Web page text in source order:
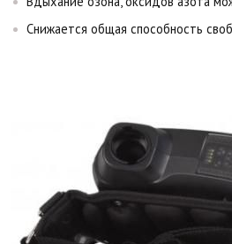
Снижается общая способность